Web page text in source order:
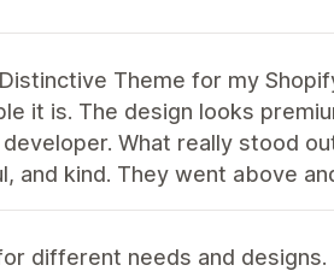
Theme for my
it is. The design looks
What really stood
kind. They went above
different needs and designs.